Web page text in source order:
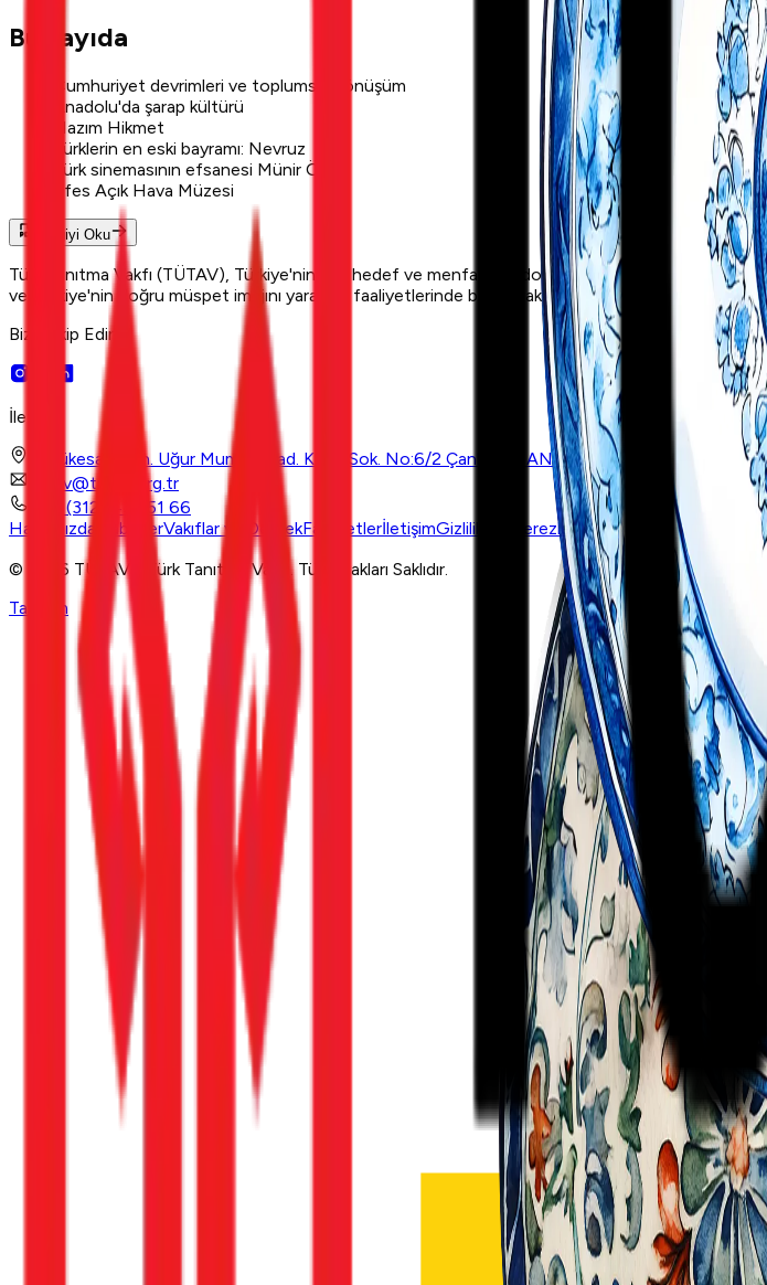
Bu sayıda
Cumhuriyet devrimleri ve toplumsal dönüşüm
Anadolu'da şarap kültürü
Nazım Hikmet
Türklerin en eski bayramı: Nevruz
Türk sinemasının efsanesi Münir Özkul
Efes Açık Hava Müzesi
Dergiyi Oku
Türk Tanıtma Vakfı (TÜTAV), Türkiye'nin milli hedef ve menfaatleri doğrultusunda tarihi, arkeolojik,
ve Türkiye'nin doğru müspet imajını yaratma faaliyetlerinde bulunmak ve desteklemek üzere
Bizi Takip Edin
İletişim
Büyükesat Mah. Uğur Mumcu Cad. Küpe Sok. No:6/2 Çankaya / ANKARA
tutav@tutav.org.tr
+90 (312) 437 51 66
Hakkımızda
HaberlerVakıflar ve DernekFaaliyetlerİletişimGizlilik ve Çerezler Çerez Tercihleri
© 2026 TÜTAV - Türk Tanıtma Vakfı. Tüm Hakları Saklıdır.
Tasarım